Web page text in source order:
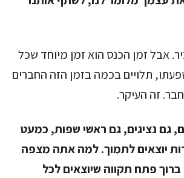
אבל זמן הכנס הוא זמן מיוחד שכל
תלויים בכמה בזמן הזה החברים
זה העיקר.
גם נציגים, גם ראשי שפות, כמעט
יוצאים לתמוך. למה אתה מצפה
ברוך פתח תקווה שיוצאים לכל